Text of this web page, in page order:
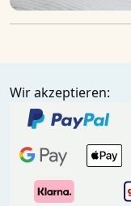
Wir akzeptieren: